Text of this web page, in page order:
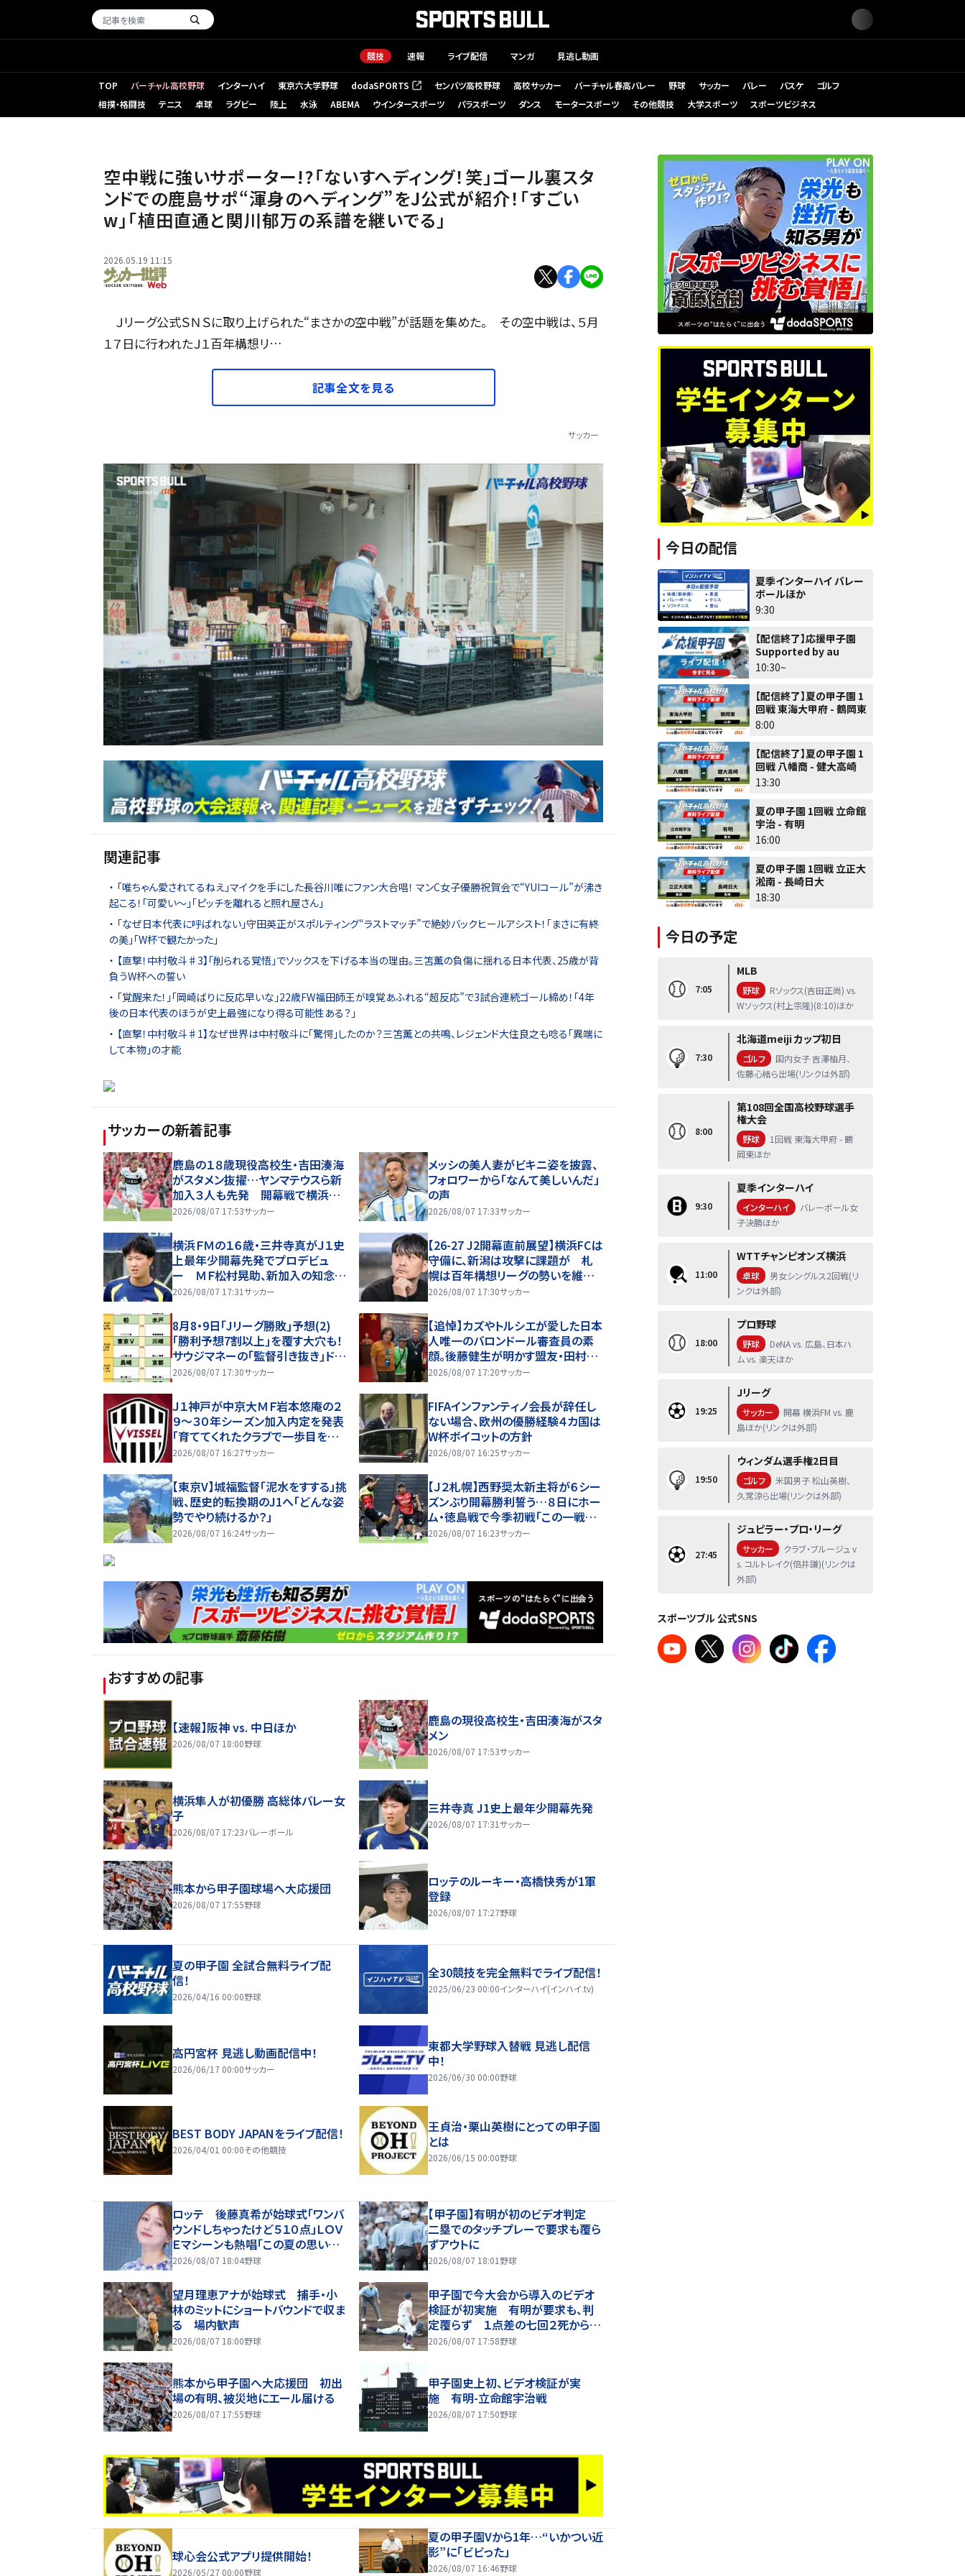
競技 速報 ライブ配信 マンガ 見逃し動画
TOP バーチャル高校野球 インターハイ 東京六大学野球 dodaSPORTS
（新しいタブで開く） センバツ高校野球 高校サッカー バーチャル春高バレー 野球 サッカー バレー バスケ
ゴルフ
相撲・格闘技
テニス 卓球 ラグビー 陸上 水泳 ABEMA ウインタースポーツ パラスポーツ ダンス モータースポーツ その他競技 大学スポーツ スポーツビジネス
空中戦に強いサポーター!?｢ないすヘディング！笑｣ゴール裏スタ
ンドでの鹿島サポ“渾身のヘディング”をJ公式が紹介！｢すごい
w｣｢植田直通と関川郁万の系譜を継いでる｣
2026.05.19 11:15
Ｊリーグ公式ＳＮＳに取り上げられた“まさかの空中戦”が話題を集めた。 その空中戦は、５月
１７日に行われたＪ１百年構想リ…
記事全文を見る
サッカー
関連記事
｢唯ちゃん愛されてるねえ｣マイクを手にした長谷川唯にファン大合唱！ マンC女子優勝祝賀会で“YUIコール”が沸き
起こる！｢可愛い～｣｢ピッチを離れると照れ屋さん｣
｢なぜ日本代表に呼ばれない｣守田英正がスポルティング“ラストマッチ”で絶妙バックヒールアシスト！｢まさに有終
の美｣｢W杯で観たかった｣
【直撃！中村敬斗♯3】｢削られる覚悟｣でソックスを下げる本当の理由。三笘薫の負傷に揺れる日本代表、25歳が背
負うW杯への誓い
｢覚醒来た！｣｢岡崎ばりに反応早いな｣22歳FW福田師王が嗅覚あふれる“超反応”で3試合連続ゴール締め！｢4年
後の日本代表のほうが史上最強になり得る可能性ある？｣
【直撃！中村敬斗♯1】なぜ世界は中村敬斗に｢驚愕｣したのか？三笘薫との共鳴、レジェンド大住良之も唸る｢異端に
して本物｣の才能
サッカーの新着記事
鹿島の１８歳現役高校生・吉田湊海
がスタメン抜擢…ヤンマテウスら新
加入３人も先発 開幕戦で横浜Ｆ
Ｍと激突
2026/08/07 17:53サッカー
メッシの美人妻がビキニ姿を披露、
フォロワーから「なんて美しいんだ」
の声
2026/08/07 17:33サッカー
横浜ＦＭの１６歳・三井寺真がＪ１史
上最年少開幕先発でプロデビュ
ー ＭＦ松村晃助、新加入の知念
慶、ブランコも先発 “６万人開
2026/08/07 17:31サッカー
【26-27 J2開幕直前展望】横浜FCは
守備に、新潟は攻撃に課題が 札
幌は百年構想リーグの勢いを維持
できるか(2)
2026/08/07 17:30サッカー
8月8・9日｢Jリーグ勝敗｣予想(2)
｢勝利予想7割以上｣を覆す大穴も！
サウジマネーの｢監督引き抜き｣ドタ
バタ劇と、｢特別な日｣が勝敗を分け
2026/08/07 17:30サッカー
【追悼】カズやトルシエが愛した日本
人唯一のバロンドール審査員の素
顔。後藤健生が明かす盟友・田村修
一さん(1)W杯直後のフランス取材
2026/08/07 17:20サッカー
Ｊ１神戸が中京大ＭＦ岩本悠庵の２
９～３０年シーズン加入内定を発表
「育ててくれたクラブで一歩目を踏
み出せることを大変嬉しく思いま
2026/08/07 16:27サッカー
FIFAインファンティノ会長が辞任し
ない場合、欧州の優勝経験４カ国は
W杯ボイコットの方針
2026/08/07 16:25サッカー
【東京V】城福監督「泥水をすする」挑
戦、歴史的転換期のJ1へ「どんな姿
勢でやり続けるか？」
2026/08/07 16:24サッカー
【Ｊ２札幌】西野奨太新主将が６シー
ズンぶり開幕勝利誓う…８日にホー
ム・徳島戦で今季初戦「この一戦で
どういうシーズンを歩めるかが決ま
2026/08/07 16:23サッカー
おすすめの記事
【速報】阪神 vs. 中日ほか
2026/08/07 18:00野球
鹿島の現役高校生・吉田湊海がスタ
メン
2026/08/07 17:53サッカー
横浜隼人が初優勝 高総体バレー女
子
2026/08/07 17:23バレーボール
三井寺真 J1史上最年少開幕先発
2026/08/07 17:31サッカー
熊本から甲子園球場へ大応援団
2026/08/07 17:55野球
ロッテのルーキー・高橋快秀が1軍
登録
2026/08/07 17:27野球
夏の甲子園 全試合無料ライブ配
信！
2026/04/16 00:00野球
全30競技を完全無料でライブ配信！
2025/06/23 00:00インターハイ(インハイ.tv)
高円宮杯 見逃し動画配信中！
2026/06/17 00:00サッカー
東都大学野球入替戦 見逃し配信
中！
2026/06/30 00:00野球
BEST BODY JAPANをライブ配信！
2026/04/01 00:00その他競技
王貞治・栗山英樹にとっての甲子園
とは
2026/06/15 00:00野球
ロッテ 後藤真希が始球式「ワンバ
ウンドしちゃったけど５１０点」ＬＯＶ
Ｅマシーンも熱唱「この夏の思い出
になった」
2026/08/07 18:04野球
【甲子園】有明が初のビデオ判定
二塁でのタッチプレーで要求も覆ら
ずアウトに
2026/08/07 18:01 野球
望月理恵アナが始球式 捕手・小
林のミットにショートバウンドで収ま
る 場内歓声
2026/08/07 18:00野球
甲子園で今大会から導入のビデオ
検証が初実施 有明が要求も、判
定覆らず １点差の七回２死から二
盗も判定アウト
2026/08/07 17:58野球
熊本から甲子園へ大応援団 初出
場の有明、被災地にエール届ける
2026/08/07 17:55野球
甲子園史上初、ビデオ検証が実
施 有明-立命館宇治戦
2026/08/07 17:50野球
球心会公式アプリ提供開始！
2026/05/27 00:00野球
夏の甲子園Vから1年…“いかつい近
影”に「ビビった」
2026/08/07 16:46野球
今日の配信
夏季インターハイ バレー
ボールほか
9:30
【配信終了】応援甲子園
Supported by au
10:30~
【配信終了】夏の甲子園 1
回戦 東海大甲府 - 鶴岡東
8:00
【配信終了】夏の甲子園 1
回戦 八幡商 - 健大高崎
13:30
夏の甲子園 1回戦 立命館
宇治 - 有明
16:00
夏の甲子園 1回戦 立正大
淞南 - 長崎日大
18:30
今日の予定
7:05
MLB
野球
Rソックス(吉田正尚) vs.
Wソックス(村上宗隆)(8:10)ほか
7:30
北海道meiji カップ初日
ゴルフ
国内女子 吉澤柚月、
佐藤心結ら出場(リンクは外部)
8:00
第108回全国高校野球選手
権大会
野球
1回戦 東海大甲府 - 鶴
岡東ほか
9:30
夏季インターハイ
インターハイ
バレーボール女
子決勝ほか
11:00
WTTチャンピオンズ横浜
卓球
男女シングルス2回戦(リ
ンクは外部)
18:00
プロ野球
野球
DeNA vs. 広島、日本ハ
ム vs. 楽天ほか
19:25
Jリーグ
サッカー
開幕 横浜FM vs. 鹿
島ほか(リンクは外部)
19:50
ウィンダム選手権2日目
ゴルフ
米国男子 松山英樹、
久常涼ら出場(リンクは外部)
27:45
ジュピラー・プロ・リーグ
サッカー
クラブ・ブルージュ v
s. コルトレイク(倍井謙)(リンクは
外部)
スポーツブル 公式SNS